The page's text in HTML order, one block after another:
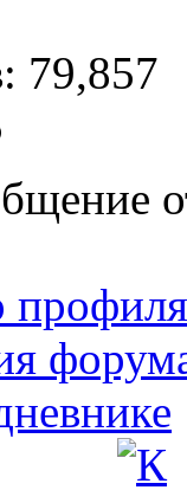
79,857
профиля